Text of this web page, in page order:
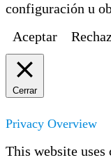
configuración u
Aceptar
Cerrar
Privacy Overview
This website